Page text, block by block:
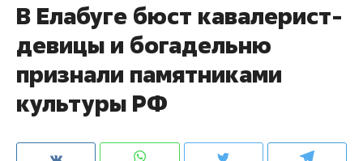
В Елабуге бюст кавалерист-
девицы и богадельню
признали памятниками
культуры РФ